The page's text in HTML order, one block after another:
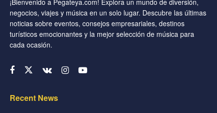
¡Bienvenido a Pegateya.com! Explora un mundo de diversión,
negocios, viajes y música en un solo lugar. Descubre las últimas
noticias sobre eventos, consejos empresariales, destinos
turísticos emocionantes y la mejor selección de música para
cada ocasión.
Recent News